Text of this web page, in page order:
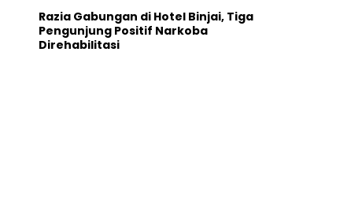
Razia Gabungan di Hotel Binjai, Tiga
Pengunjung Positif Narkoba
Direhabilitasi